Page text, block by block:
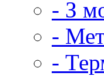
- З
-
-